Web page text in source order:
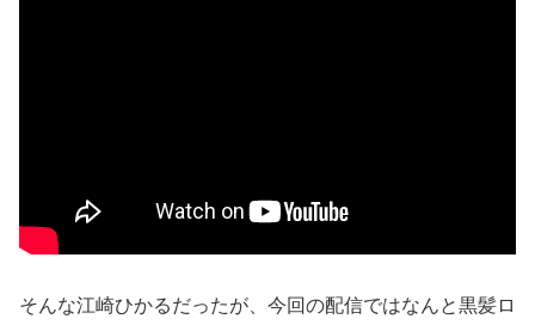
そんな江崎ひかるだったが、今回の配信ではなんと黒髪ロ